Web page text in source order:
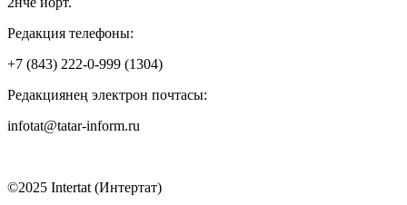
Редакция телефоны:
+7 (843) 222-0-999 (1304)
Редакциянең электрон почтасы:
infotat@tatar-inform.ru
©2025 Intertat (Интертат)